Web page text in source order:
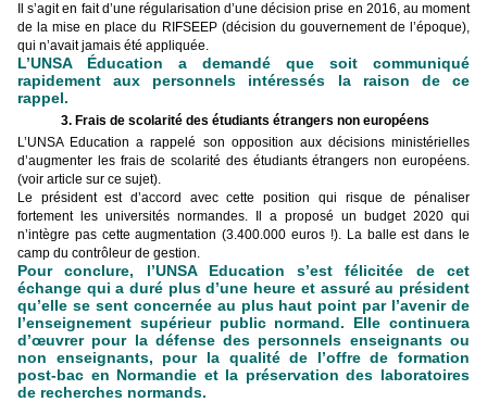
Il s’agit en fait d’une régularisation d’une décision prise en 2016, au moment
de la mise en place du RIFSEEP (décision du gouvernement de l’époque),
qui n’avait jamais été appliquée.
L’UNSA Éducation a demandé que soit communiqué
rapidement aux personnels intéressés la raison de ce
rappel.
3. Frais de scolarité des étudiants étrangers non européens
L’UNSA Education a rappelé son opposition aux décisions ministérielles
d’augmenter les frais de scolarité des étudiants étrangers non européens.
(voir article sur ce sujet).
Le président est d’accord avec cette position qui risque de pénaliser
fortement les universités normandes. Il a proposé un budget 2020 qui
n’intègre pas cette augmentation (3.400.000 euros !). La balle est dans le
camp du contrôleur de gestion.
Pour conclure, l’UNSA Education s’est félicitée de cet
échange qui a duré plus d’une heure et assuré au président
qu’elle se sent concernée au plus haut point par l’avenir de
l’enseignement supérieur public normand. Elle continuera
d’œuvrer pour la défense des personnels enseignants ou
non enseignants, pour la qualité de l’offre de formation
post-bac en Normandie et la préservation des laboratoires
de recherches normands.